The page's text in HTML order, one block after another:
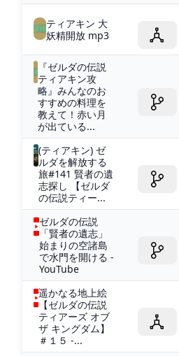
ティアキン 大
妖精開放 mp3
『ゼルダの伝説
ティアキン攻
略』みんなのお
すすめの料理を
教えて！赤い月
が出ている...
(ティアキン) ゼ
ルダを解放する
旅#141 賢者の遺
志探し 【ゼルダ
の伝説ティー...
ゼルダの伝説
「賢者の遺志」
始まりの空諸島
で水門を開ける -
YouTube
遥かなる地上絵
【ゼルダの伝説
ティアーズ オブ
ザ キングダム】
＃１５ -...